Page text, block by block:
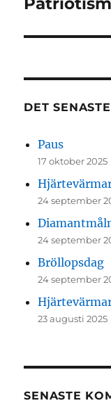
Nästa
DET
Paus
17 oktober 2025
24 september
24 september
Bröllopsdag
24 september
23 augusti 2025
SENASTE